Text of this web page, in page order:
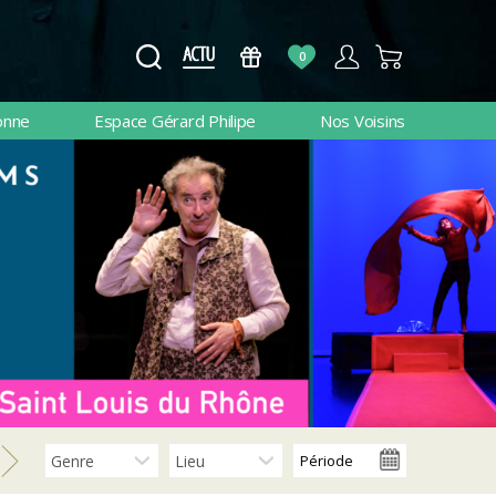
0
Espace Gérard Philipe Nos Voisins